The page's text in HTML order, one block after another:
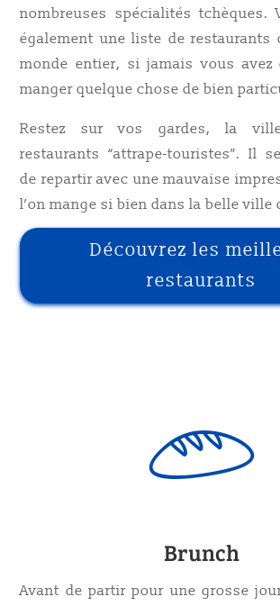
nombreuses spécialités tchèques.
également une liste de restaurants
monde entier, si jamais vous avez
manger quelque chose de bien
Restez sur vos gardes, la
restaurants “attrape-touristes”. Il
de repartir avec une mauvaise
l’on mange si bien dans la belle ville
Découvrez les
restaurants
Brunch
Avant de partir pour une grosse